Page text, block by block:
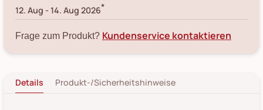
12. Aug - 14. Aug 2026*
Frage zum Produkt? Kundenservice kontaktieren
Details Produkt-/Sicherheitshinweise